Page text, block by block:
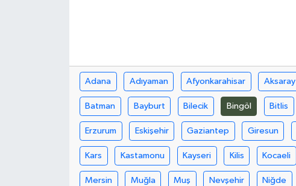
Adana Adıyaman Afyonkarahisar Aksaray
Batman Bayburt Bilecik Bingöl Bitlis
Erzurum Eskişehir Gaziantep Giresun
Kars Kastamonu Kayseri Kilis Kocaeli
Mersin Muğla Muş Nevşehir Niğde